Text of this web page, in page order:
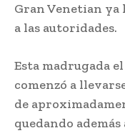
Gran Venetian ya
a las autoridades.
Esta madrugada
comenzó a
de
quedando